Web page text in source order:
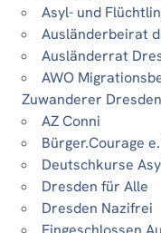
Asyl- und
Ausländerbeirat
Ausländerrat
AWO
Zuwanderer
AZ Conni
Bürger.Courage
Deutschkurse
Dresden für Alle
Dresden Nazifrei